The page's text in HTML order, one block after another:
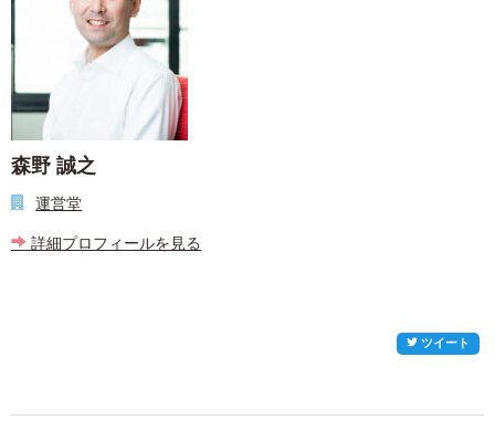
森野 誠之
運営堂
詳細プロフィールを見る
ツイート